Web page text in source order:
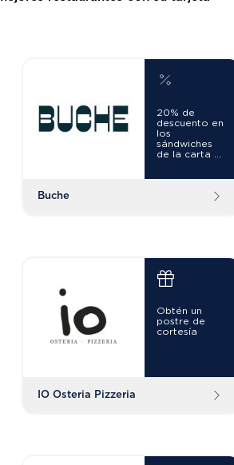
20% de
descuento en
los
sándwiches
de la carta de
capuccino de
Buche
Obtén un
postre de
cortesía
IO Osteria Pizzeria